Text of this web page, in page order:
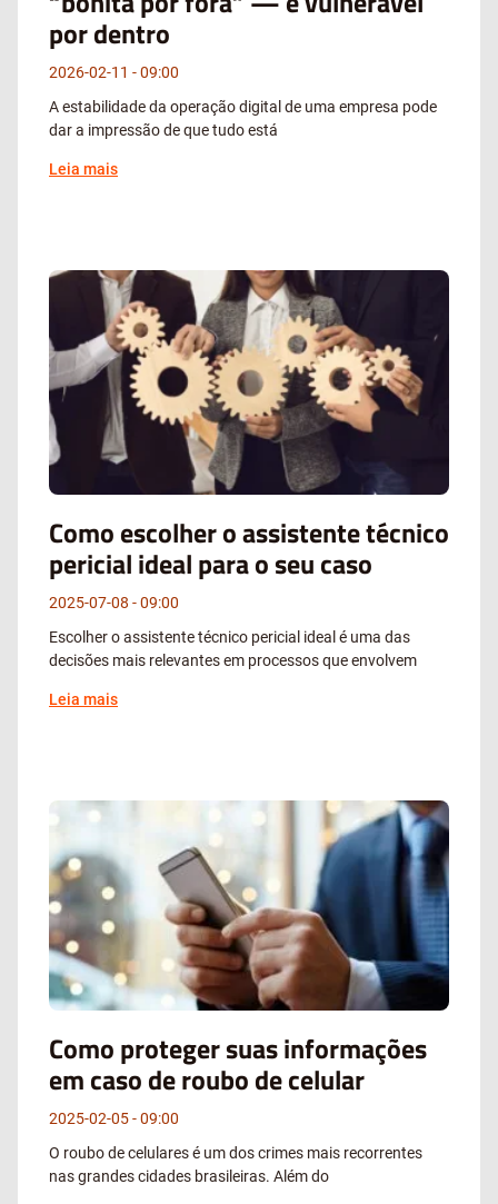
por dentro
2026-02-11
09:00
A estabilidade da operação digital de uma empresa pode
dar a impressão de que tudo está
Leia mais
Como escolher o assistente técnico
pericial ideal para o seu caso
2025-07-08
09:00
Escolher o assistente técnico pericial ideal é uma das
decisões mais relevantes em processos que envolvem
Leia mais
Como proteger suas informações
em caso de roubo de celular
2025-02-05
09:00
O roubo de celulares é um dos crimes mais recorrentes
nas grandes cidades brasileiras. Além do